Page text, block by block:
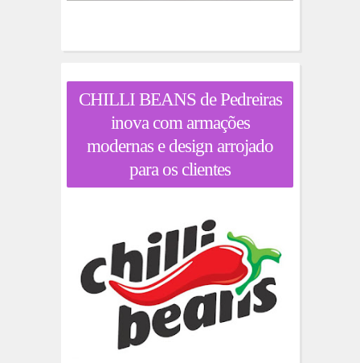
CHILLI BEANS de Pedreiras
inova com armações
modernas e design arrojado
para os clientes